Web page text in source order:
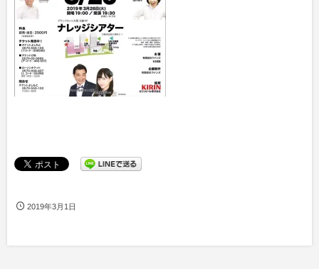
2019年3月1日